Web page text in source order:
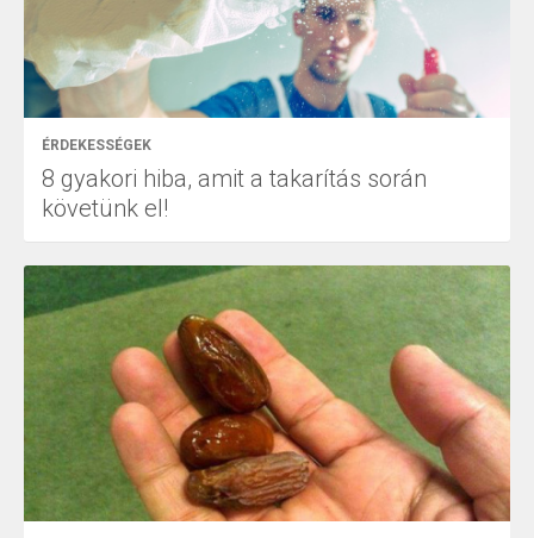
ÉRDEKESSÉGEK
8 gyakori hiba, amit a takarítás során
követünk el!